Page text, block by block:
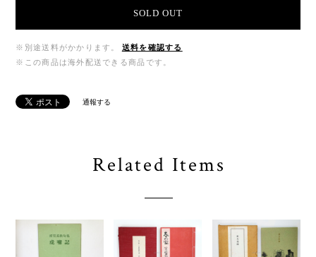
SOLD OUT
※別途送料がかかります。
送料を確認する
※この商品は海外配送できる商品です。
通報する
Related Items